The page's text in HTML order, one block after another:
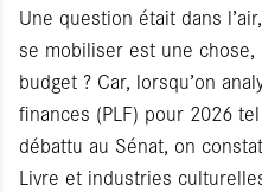
Une question était dans
se mobiliser est une chose,
budget ? Car, lorsqu’on
finances (PLF) pour 2026
débattu au Sénat, on
Livre et industries